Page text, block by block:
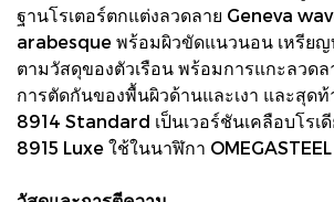
ฐานโรเตอร์ตกแต่งลวดลาย Geneva
arabesque พร้อมผิวขัดแนวนอน เหรียญ
ตามวัสดุของตัวเรือน พร้อมการแกะลวดล
การตัดกันของพื้นผิวด้านและเงา และสุด
8914 Standard เป็นเวอร์ชันเคลือบโรเ
8915 Luxe ใช้ในนาฬิกา OMEGASTEEL